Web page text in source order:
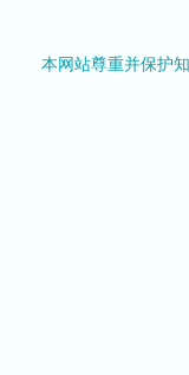
本网站尊重并保护